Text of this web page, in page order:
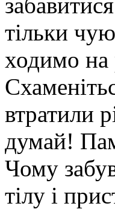
тільки
ходимо на
втратили
думай!
Чому
тілу і